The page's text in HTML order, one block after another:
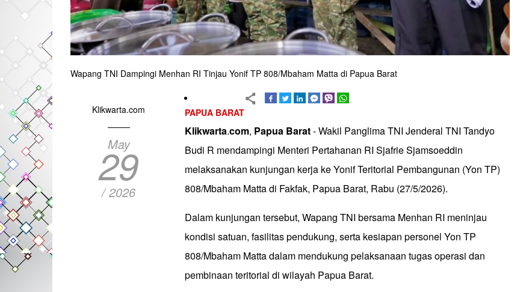
Wapang TNI Dampingi Menhan RI Tinjau Yonif TP 808/Mbaham Matta di Papua Barat
Klikwarta.com
May
29
/ 2026
PAPUA BARAT
Klikwarta.com, Papua Barat- Wakil Panglima TNI Jenderal TNI Tandyo
Budi R mendampingi Menteri Pertahanan RI Sjafrie Sjamsoeddin
melaksanakan kunjungan kerja ke Yonif Teritorial Pembangunan (Yon TP)
808/Mbaham Matta di Fakfak, Papua Barat, Rabu (27/5/2026).
Dalam kunjungan tersebut, Wapang TNI bersama Menhan RI meninjau
kondisi satuan, fasilitas pendukung, serta kesiapan personel Yon TP
808/Mbaham Matta dalam mendukung pelaksanaan tugas operasi dan
pembinaan teritorial di wilayah Papua Barat.